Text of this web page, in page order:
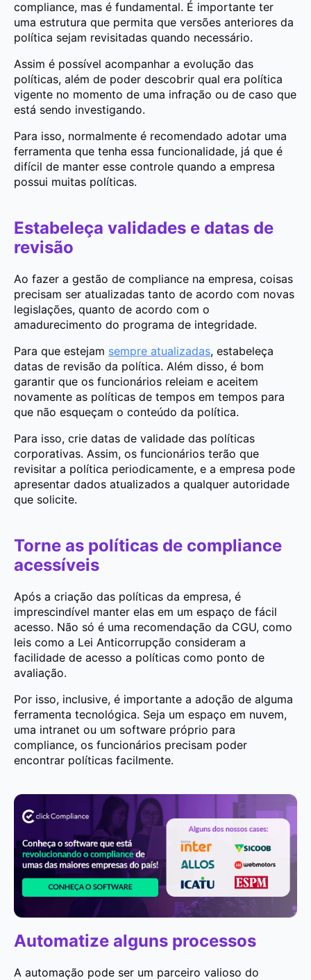
compliance, mas é fundamental. É importante ter
uma estrutura que permita que versões anteriores da
política sejam revisitadas quando necessário.
Assim é possível acompanhar a evolução das
políticas, além de poder descobrir qual era política
vigente no momento de uma infração ou de caso que
está sendo investigando.
Para isso, normalmente é recomendado adotar uma
ferramenta que tenha essa funcionalidade, já que é
difícil de manter esse controle quando a empresa
possui muitas políticas.
Estabeleça validades e datas de
revisão
Ao fazer a gestão de compliance na empresa, coisas
precisam ser atualizadas tanto de acordo com novas
legislações, quanto de acordo com o
amadurecimento do programa de integridade.
Para que estejam sempre atualizadas, estabeleça
datas de revisão da política. Além disso, é bom
garantir que os funcionários releiam e aceitem
novamente as políticas de tempos em tempos para
que não esqueçam o conteúdo da política.
Para isso, crie datas de validade das políticas
corporativas. Assim, os funcionários terão que
revisitar a política periodicamente, e a empresa pode
apresentar dados atualizados a qualquer autoridade
que solicite.
Torne as políticas de compliance
acessíveis
Após a criação das políticas da empresa, é
imprescindível manter elas em um espaço de fácil
acesso. Não só é uma recomendação da CGU, como
leis como a Lei Anticorrupção consideram a
facilidade de acesso a políticas como ponto de
avaliação.
Por isso, inclusive, é importante a adoção de alguma
ferramenta tecnológica. Seja um espaço em nuvem,
uma intranet ou um software próprio para
compliance, os funcionários precisam poder
encontrar políticas facilmente.
Automatize alguns processos
A automação pode ser um parceiro valioso do